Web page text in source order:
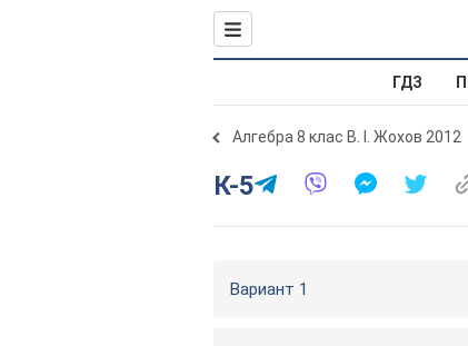
ГДЗ
Алгебра 8 клас В. І. Жохов 2012
К-5
Вариант 1